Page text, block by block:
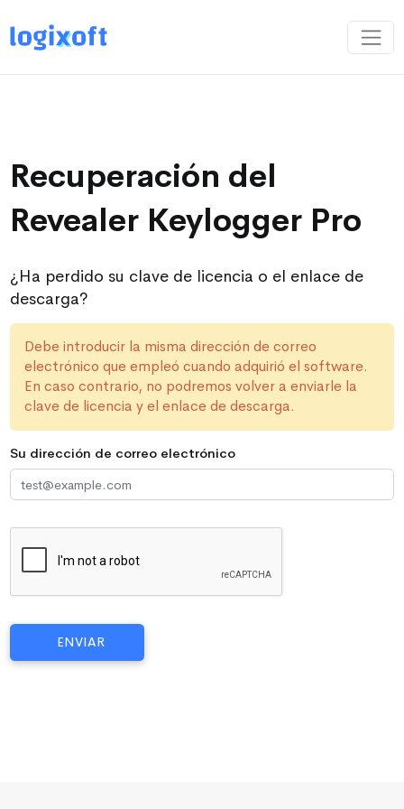
Recuperación del
Revealer Keylogger Pro
¿Ha perdido su clave de licencia o el enlace de
descarga?
Debe introducir la misma dirección de correo
electrónico que empleó cuando adquirió el software.
En caso contrario, no podremos volver a enviarle la
clave de licencia y el enlace de descarga.
Su dirección de correo electrónico
ENVIAR